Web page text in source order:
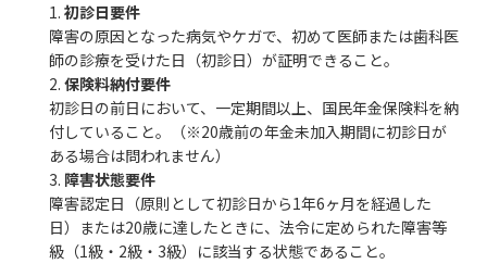
初診日要件
障害の原因となった病気やケガで、初めて医師または歯科医
師の診療を受けた日（初診日）が証明できること。
保険料納付要件
初診日の前日において、一定期間以上、国民年金保険料を納
付していること。（※20歳前の年金未加入期間に初診日が
ある場合は問われません）
障害状態要件
障害認定日（原則として初診日から1年6ヶ月を経過した
日）または20歳に達したときに、法令に定められた障害等
級（1級・2級・3級）に該当する状態であること。